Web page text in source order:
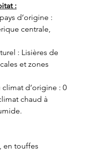
:
d’origine :
centrale,
: Lisières de
et zones
d’origine : 0
chaud à
en touffes